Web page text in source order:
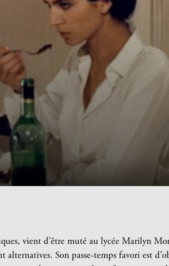
vient d’être muté au lycée Marilyn
alternatives. Son passe-temps favori est